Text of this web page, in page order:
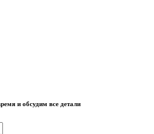
и обсудим все детали